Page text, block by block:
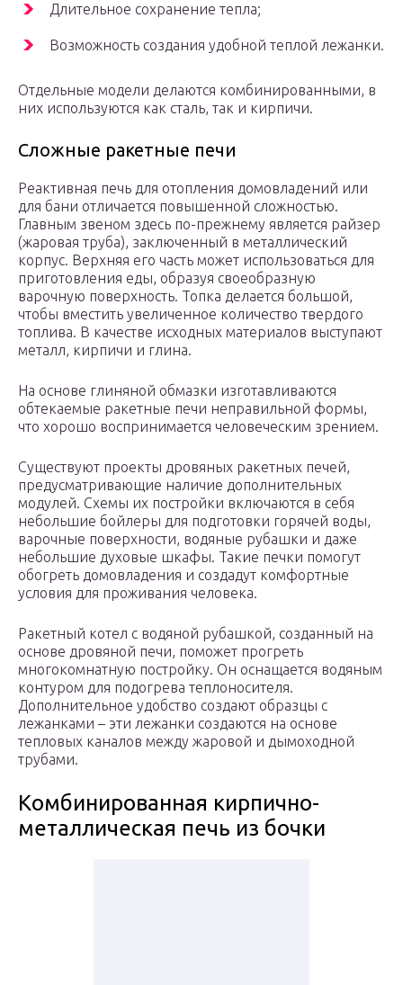
Длительное сохранение тепла;
Возможность создания удобной теплой лежанки.
Отдельные модели делаются комбинированными, в
них используются как сталь, так и кирпичи.
Сложные ракетные печи
Реактивная печь для отопления домовладений или
для бани отличается повышенной сложностью.
Главным звеном здесь по-прежнему является райзер
(жаровая труба), заключенный в металлический
корпус. Верхняя его часть может использоваться для
приготовления еды, образуя своеобразную
варочную поверхность. Топка делается большой,
чтобы вместить увеличенное количество твердого
топлива. В качестве исходных материалов выступают
металл, кирпичи и глина.
На основе глиняной обмазки изготавливаются
обтекаемые ракетные печи неправильной формы,
что хорошо воспринимается человеческим зрением.
Существуют проекты дровяных ракетных печей,
предусматривающие наличие дополнительных
модулей. Схемы их постройки включаются в себя
небольшие бойлеры для подготовки горячей воды,
варочные поверхности, водяные рубашки и даже
небольшие духовые шкафы. Такие печки помогут
обогреть домовладения и создадут комфортные
условия для проживания человека.
Ракетный котел с водяной рубашкой, созданный на
основе дровяной печи, поможет прогреть
многокомнатную постройку. Он оснащается водяным
контуром для подогрева теплоносителя.
Дополнительное удобство создают образцы с
лежанками – эти лежанки создаются на основе
тепловых каналов между жаровой и дымоходной
трубами.
Комбинированная кирпично-
металлическая печь из бочки